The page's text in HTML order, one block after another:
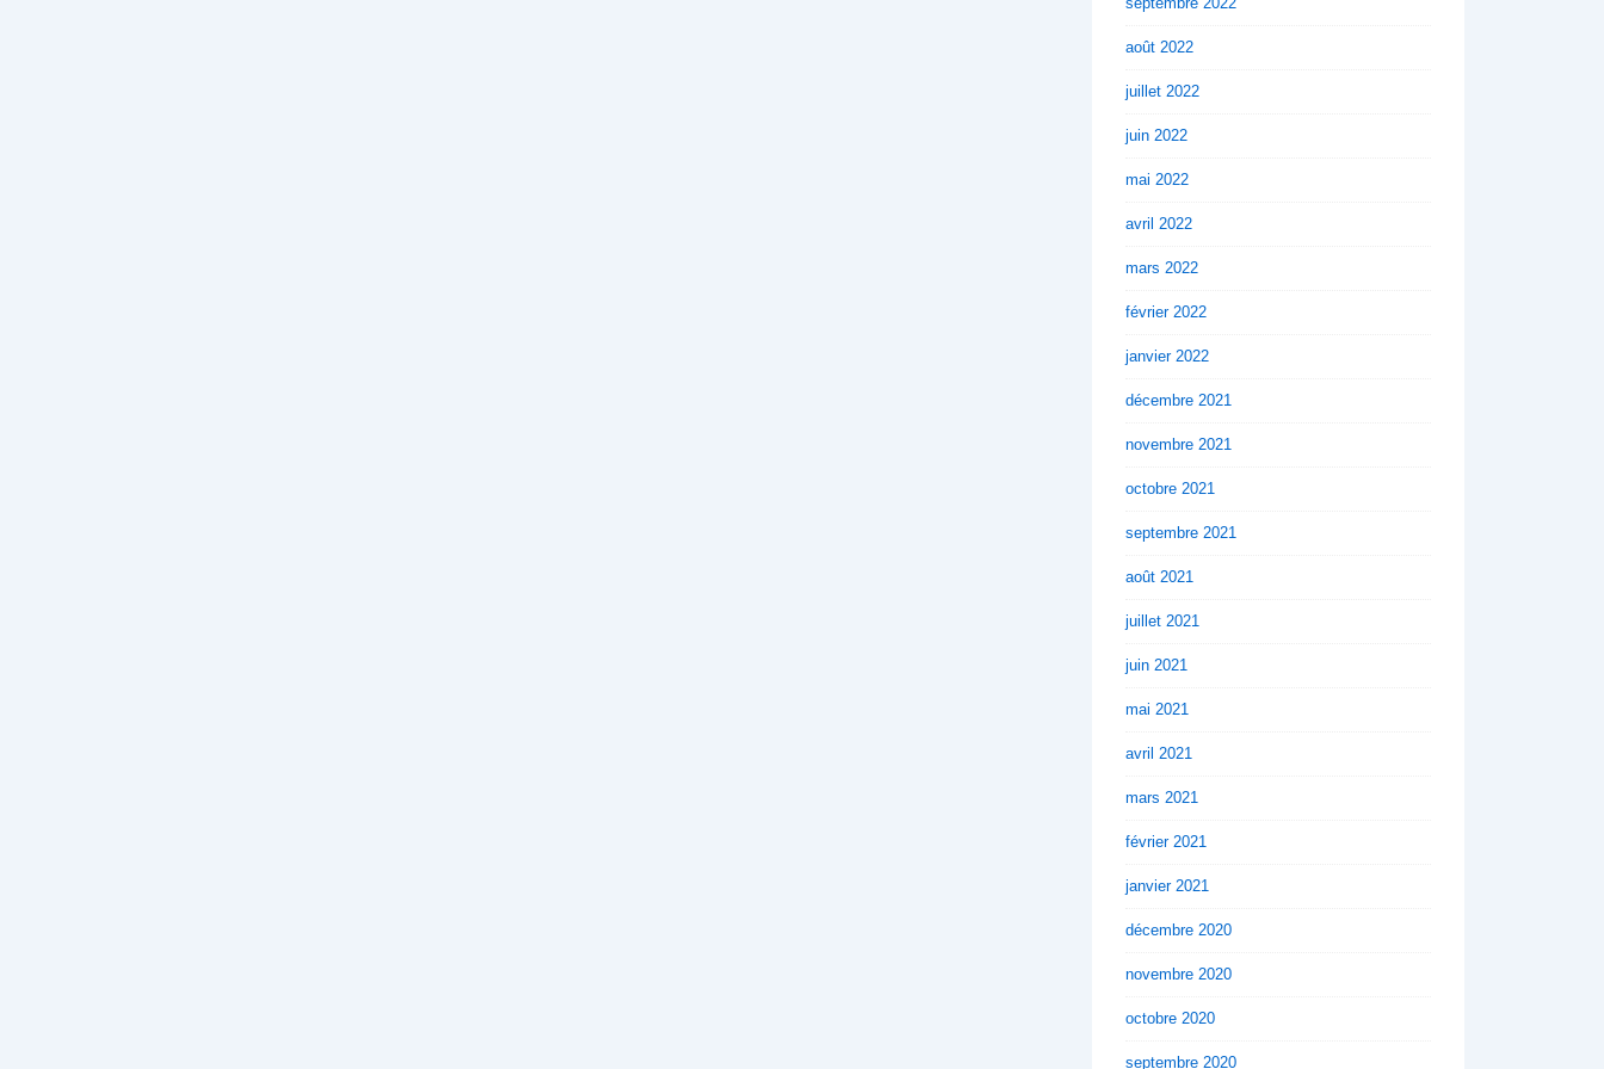
août 2022
juillet 2022
juin 2022
mai 2022
avril 2022
mars 2022
février 2022
janvier 2022
décembre 2021
novembre 2021
octobre 2021
septembre 2021
août 2021
juillet 2021
juin 2021
mai 2021
avril 2021
mars 2021
février 2021
janvier 2021
décembre 2020
novembre 2020
octobre 2020
septembre 2020